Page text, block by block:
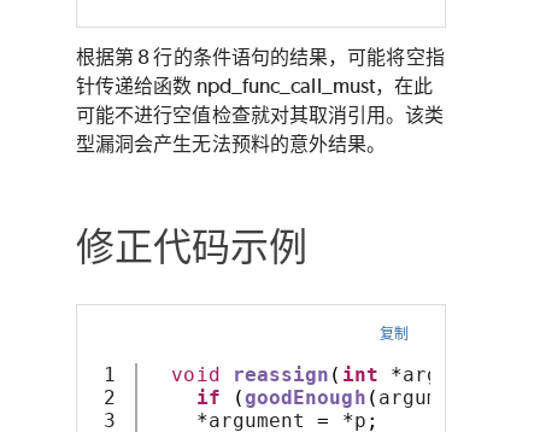
根据第 8 行的条件语句的结果，可能将空指
针传递给函数 npd_func_call_must，在此
可能不进行空值检查就对其取消引用。该类
型漏洞会产生无法预料的意外结果。
修正代码示例
复制
1
2
3
void reassign ( int *argument
if
(goodEnough ( argument
*argument = *p ;